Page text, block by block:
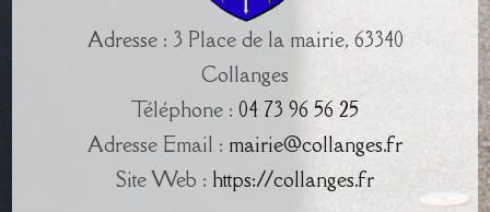
Adresse : 3 Place de la mairie, 63340
Collanges
Téléphone : 04 73 96 56 25
Adresse Email : mairie@collanges.fr
Site Web : https://collanges.fr